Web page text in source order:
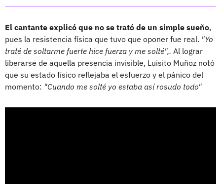
El cantante explicó que no se trató de un simple sueño,
pues la resistencia física que tuvo que oponer fue real. "Yo
traté de soltarme fuerte hice fuerza y me solté",. Al lograr
liberarse de aquella presencia invisible, Luisito Muñoz notó
que su estado físico reflejaba el esfuerzo y el pánico del
momento: "Cuando me solté yo estaba así rosudo todo"